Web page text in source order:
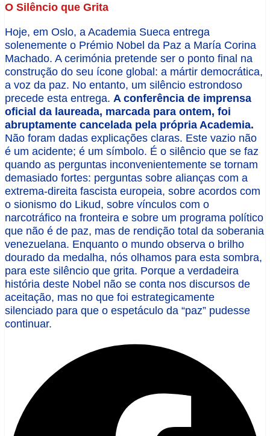
O Silêncio que Grita
Hoje, em Oslo, a Academia Sueca entrega
solenemente o Prémio Nobel da Paz a María Corina
Machado. A cerimónia pretende ser o ponto final na
construção do seu ícone global: a mártir democrática,
a voz da paz. No entanto, um silêncio estrondoso
precede esta entrega. A conferência de imprensa
oficial da laureada, marcada para ontem, foi
abruptamente cancelada pela própria Academia.
Não foram dadas explicações claras. Este vazio não
é um acidente; é um símbolo. É o silêncio que se faz
quando as perguntas inconvenientemente se tornam
demasiado fortes: perguntas sobre alianças com a
extrema-direita fascista europeia, sobre acordos com
o sionismo do Likud, sobre vínculos com o
narcotráfico na fronteira e sobre um programa político
que não é de paz, mas de rendição total da soberania
venezuelana. Enquanto o mundo observa o brilho
dourado da medalha, nós olhamos para esta sombra,
para este silêncio que grita. Porque a verdadeira
história deste Nobel não se conta nos discursos de
aceitação, mas no que foi estrategicamente
silenciado para que o espetáculo da “paz” pudesse
continuar.